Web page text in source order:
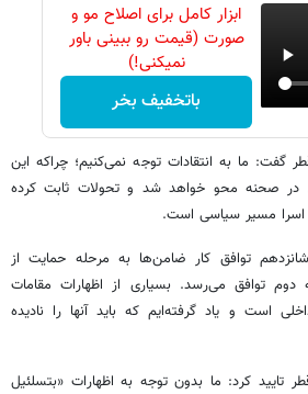
ابزار کامل برای اصلاح مو و
صورت (قیمت رو ببینی باور
نمیکنی!)
باتخفیف بخر
گفت: ما به انتقادات توجه نمی‌کنیم؛ چراکه این
در صحنه محو خواهد شد و تحولات ثابت کرده
اسرا مسیر سیاسی است.
شانزدهم توافق کار ضامن‌ها به مرحله حمایت از
دوم توافق می‌رسد. بسیاری از اظهارات مقامات
است و یاد گرفته‌ایم که باید آنها را نادیده
تایید کرد: ما بدون توجه به اظهارات «بتسلئیل